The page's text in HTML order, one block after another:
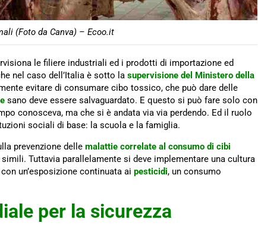
(Foto da Canva) – Ecoo.it
le filiere industriali ed i prodotti di importazione ed
nel caso dell’Italia è sotto la supervisione del Ministero della
evitare di consumare cibo tossico, che può dare delle
sano deve essere salvaguardato. E questo si può fare solo con
conosceva, ma che si è andata via via perdendo. Ed il ruolo
sociali di base: la scuola e la famiglia.
prevenzione delle malattie correlate al consumo di cibi
Tuttavia parallelamente si deve implementare una cultura
un’esposizione continuata ai pesticidi, un consumo
per la sicurezza